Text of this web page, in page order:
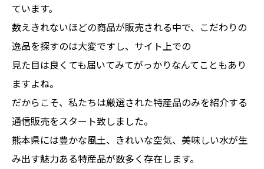
ています。
数えきれないほどの商品が販売される中で、こだわりの
逸品を探すのは大変ですし、サイト上での
見た目は良くても届いてみてがっかりなんてこともあり
ますよね。
だからこそ、私たちは厳選された特産品のみを紹介する
通信販売をスタート致しました。
熊本県には豊かな風土、きれいな空気、美味しい水が生
み出す魅力ある特産品が数多く存在します。